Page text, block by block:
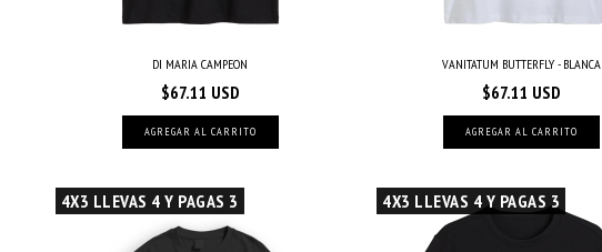
DI MARIA CAMPEON
$67.11 USD
AGREGAR AL CARRITO
VANITATUM BUTTERFLY - BLANCA
$67.11 USD
AGREGAR AL CARRITO
4X3 LLEVAS 4 Y PAGAS 3 4X3 LLEVAS 4 Y PAGAS 3